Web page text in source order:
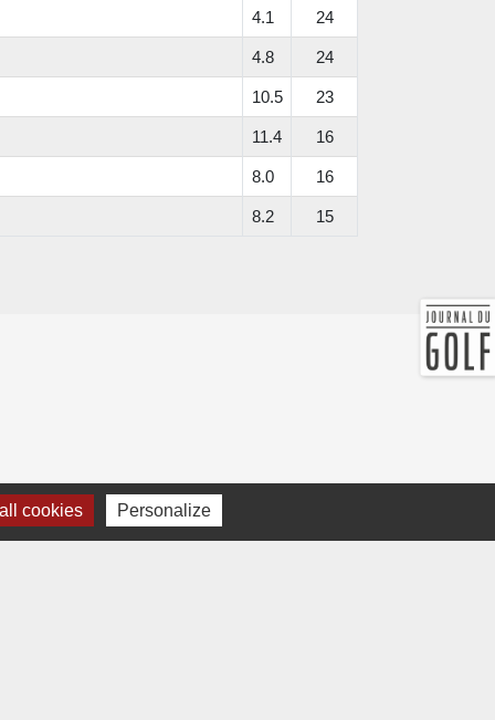
4.1 24
4.8 24
10.5 23
11.4 16
8.0 16
8.2 15
cookies Personalize